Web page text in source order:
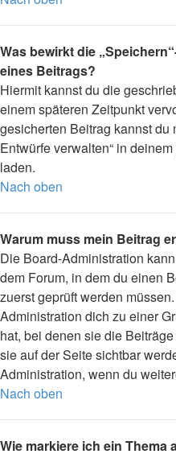
Was bewirkt die
eines Beitrags?
Hiermit kannst du die
einem späteren Zeitpunkt
gesicherten Beitrag kannst du
Entwürfe verwalten“ in
laden.
Nach oben
Warum muss mein Beitrag
Die Board-Administration
dem Forum, in dem du einen
zuerst geprüft werden
Administration dich zu einer
hat, bei denen sie die
sie auf der Seite sichtbar
Administration, wenn du
Nach oben
Wie markiere ich ein Thema